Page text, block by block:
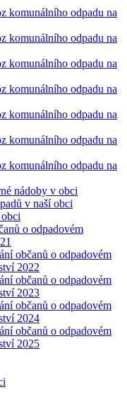
komunálního odpadu na
komunálního odpadu na
komunálního odpadu na
komunálního odpadu na
komunálního odpadu na
komunálního odpadu na
komunálního odpadu na
nádoby v obci
v naší obci
o odpadovém
občanů o odpadovém
2022
občanů o odpadovém
2023
občanů o odpadovém
2024
občanů o odpadovém
2025